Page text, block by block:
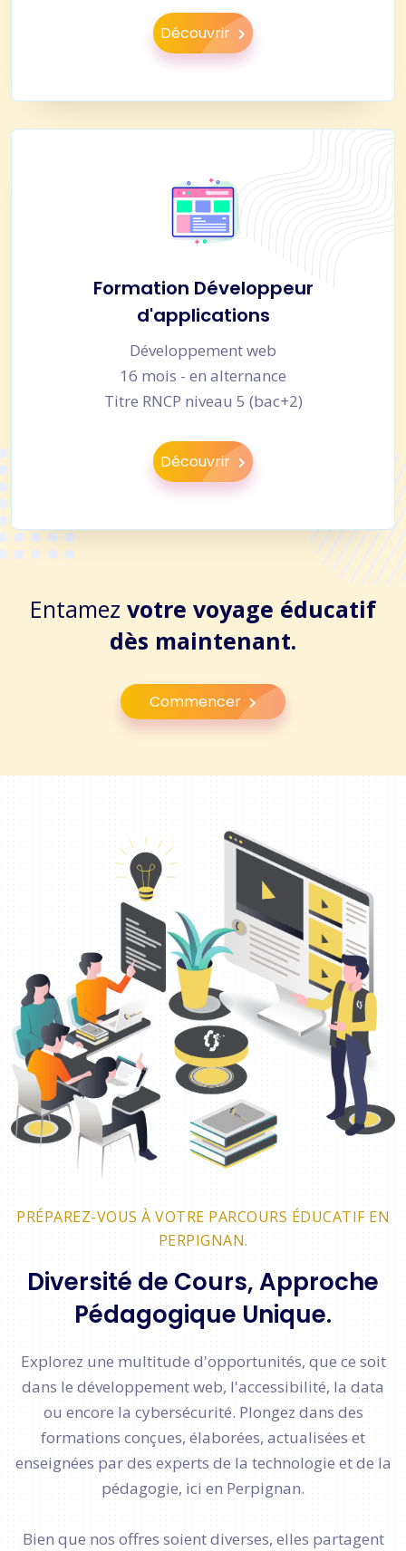
Découvrir
Formation Développeur
d'applications
Développement web
16 mois - en alternance
Titre RNCP niveau 5 (bac+2)
Découvrir
Entamez votre voyage éducatif
dès maintenant.
Commencer
PRÉPAREZ-VOUS À VOTRE PARCOURS ÉDUCATIF EN
PERPIGNAN.
Diversité de Cours, Approche
Pédagogique Unique.
Explorez une multitude d'opportunités, que ce soit
dans le développement web, l'accessibilité, la data
ou encore la cybersécurité. Plongez dans des
formations conçues, élaborées, actualisées et
enseignées par des experts de la technologie et de la
pédagogie, ici en Perpignan.
Bien que nos offres soient diverses, elles partagent